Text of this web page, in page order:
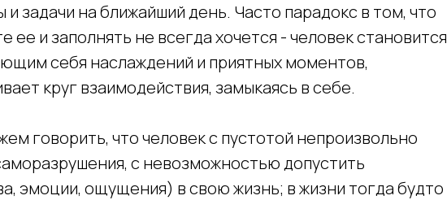
задачи на ближайший день. Часто парадокс в том, что
ее и заполнять не всегда хочется - человек становится
себя наслаждений и приятных моментов,
круг взаимодействия, замыкаясь в себе.
говорить, что человек с пустотой непроизвольно
с невозможностью допустить
эмоции, ощущения) в свою жизнь; в жизни тогда будто